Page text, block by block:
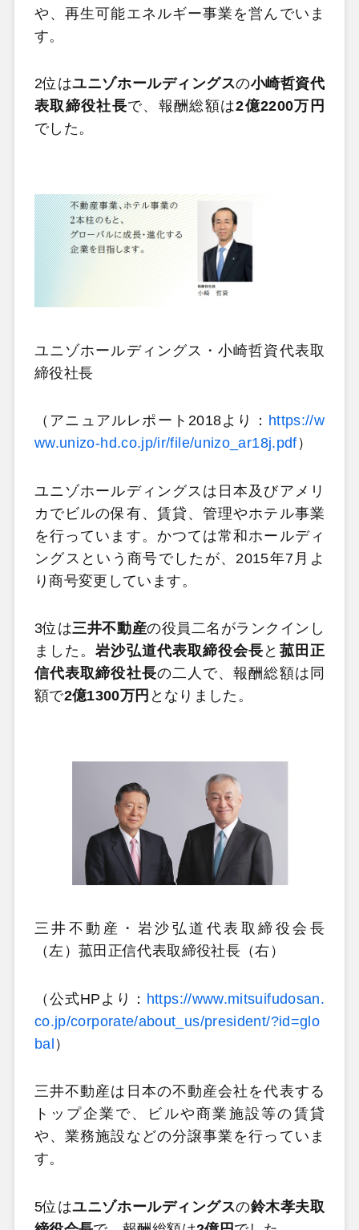
や、再生可能エネルギー事業を営んでいま
す。
2位はユニゾホールディングスの小崎哲資代
表取締役社長で、報酬総額は2億2200万円
でした。
ユニゾホールディングス・小崎哲資代表取
締役社長
（アニュアルレポート2018より： https://w
ww.unizo-hd.co.jp/ir/file/unizo_ar18j.pdf ）
ユニゾホールディングスは日本及びアメリ
カでビルの保有、賃貸、管理やホテル事業
を行っています。かつては常和ホールディ
ングスという商号でしたが、2015年7月よ
り商号変更しています。
3位は三井不動産の役員二名がランクインし
ました。岩沙弘道代表取締役会長 と 菰田正
信代表取締役社長の二人で、報酬総額は同
額で2億1300万円 となりました。
三井不動産・岩沙弘道代表取締役会長
（左）菰田正信代表取締役社長（右）
（公式HPより： https://www.mitsuifudosan.
co.jp/corporate/about_us/president/?id=glo
bal ）
三井不動産は日本の不動産会社を代表する
トップ企業で、ビルや商業施設等の賃貸
や、業務施設などの分譲事業を行っていま
す。
5位はユニゾホールディングスの鈴木孝夫取